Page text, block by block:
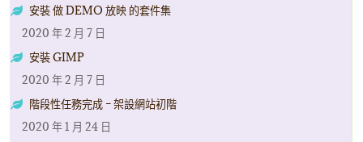
安裝 做 DEMO 放映 的套件集
2020 年 2 月 7 日
安裝 GIMP
2020 年 2 月 7 日
階段性任務完成 – 架設網站初階
2020 年 1 月 24 日